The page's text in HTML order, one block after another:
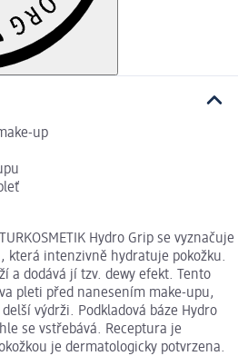
up
Hydro Grip se vyznačuje
která intenzivně hydratuje pokožku.
a dodává jí tzv. dewy efekt. Tento
pleti před nanesením make-upu,
výdrži. Podkladová báze Hydro
se vstřebává. Receptura je
je dermatologicky potvrzena.